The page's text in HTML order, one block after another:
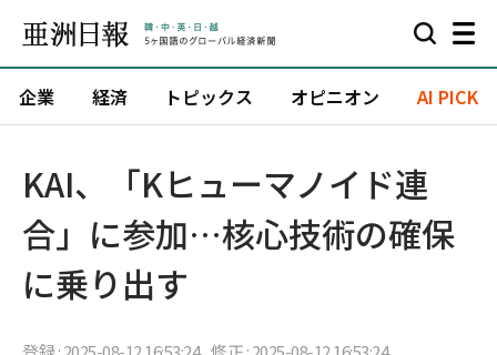
企業 経済 トピックス オピニオン AI PICK
KAI、「Kヒューマノイド連
合」に参加…核心技術の確保
に乗り出す